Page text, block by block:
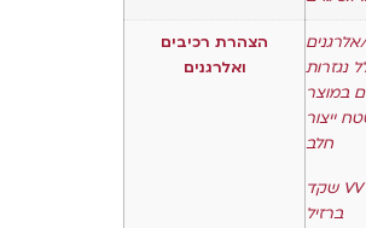
הצהרת רכיבים
ואלרגנים
נגזרות
חלב
שקד VV
ברזיל